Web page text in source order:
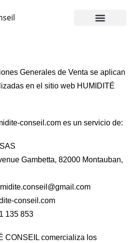
Generales de Venta se aplican
en el sitio web HUMIDITÉ
conseil.com es un servicio de:
Gambetta, 82000 Montauban,
conseil.com
135 853
CONSEIL comercializa los